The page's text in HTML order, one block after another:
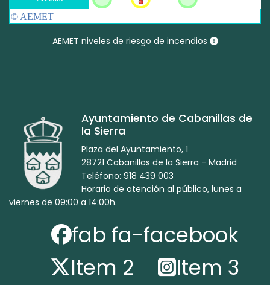
AEMET niveles de riesgo de incendios
Ayuntamiento de Cabanillas de
la Sierra
Plaza del Ayuntamiento, 1
28721 Cabanillas de la Sierra - Madrid
Teléfono: 918 439 003
Horario de atención al público, lunes a
viernes de 09:00 a 14:00h.
fab fa-facebook
Item 2
Item 3